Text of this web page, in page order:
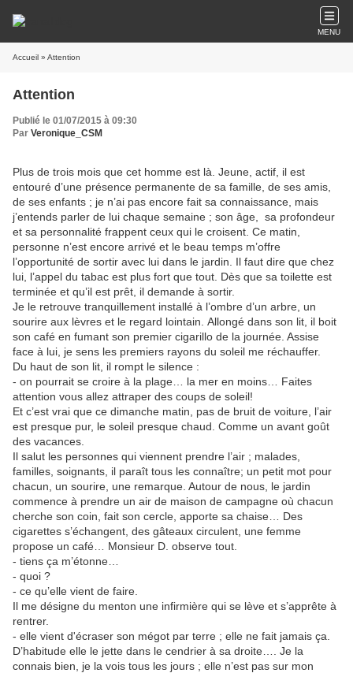
MENU
Accueil » Attention
Attention
Publié le 01/07/2015 à 09:30
Par Veronique_CSM
Plus de trois mois que cet homme est là. Jeune, actif, il est
entouré d’une présence permanente de sa famille, de ses amis,
de ses enfants ; je n’ai pas encore fait sa connaissance, mais
j’entends parler de lui chaque semaine ; son âge, sa profondeur
et sa personnalité frappent ceux qui le croisent. Ce matin,
personne n’est encore arrivé et le beau temps m’offre
l’opportunité de sortir avec lui dans le jardin. Il faut dire que chez
lui, l’appel du tabac est plus fort que tout. Dès que sa toilette est
terminée et qu’il est prêt, il demande à sortir.
Je le retrouve tranquillement installé à l’ombre d’un arbre, un
sourire aux lèvres et le regard lointain. Allongé dans son lit, il boit
son café en fumant son premier cigarillo de la journée. Assise
face à lui, je sens les premiers rayons du soleil me réchauffer.
Du haut de son lit, il rompt le silence :
- on pourrait se croire à la plage… la mer en moins… Faites
attention vous allez attraper des coups de soleil!
Et c’est vrai que ce dimanche matin, pas de bruit de voiture, l’air
est presque pur, le soleil presque chaud. Comme un avant goût
des vacances.
Il salut les personnes qui viennent prendre l’air ; malades,
familles, soignants, il paraît tous les connaître; un petit mot pour
chacun, un sourire, une remarque. Autour de nous, le jardin
commence à prendre un air de maison de campagne où chacun
cherche son coin, fait son cercle, apporte sa chaise… Des
cigarettes s’échangent, des gâteaux circulent, une femme
propose un café… Monsieur D. observe tout.
- tiens ça m’étonne…
- quoi ?
- ce qu’elle vient de faire.
Il me désigne du menton une infirmière qui se lève et s’apprête à
rentrer.
- elle vient d'écraser son mégot par terre ; elle ne fait jamais ça.
D’habitude elle le jette dans le cendrier à sa droite…. Je la
connais bien, je la vois tous les jours ; elle n’est pas sur mon